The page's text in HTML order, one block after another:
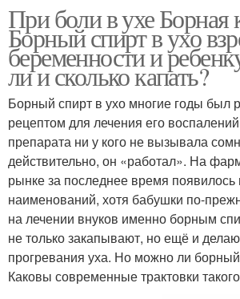
При боли в ухе Борная
Борный спирт в ухо
беременности и
ли и сколько капать?
Борный спирт в ухо многие годы был
рецептом для лечения его
препарата ни у кого не вызывала
действительно, он «работал». На
рынке за последнее время
наименований, хотя бабушки по-
на лечении внуков именно борным
не только закапывают, но ещё и
прогревания уха. Но можно ли
Каковы современные трактовки